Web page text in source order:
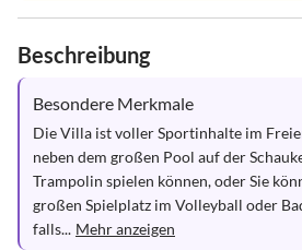
Beschreibung
Besondere Merkmale
Die Villa ist voller Sportinhalte im
neben dem großen Pool auf der
Trampolin spielen können, oder Sie
großen Spielplatz im Volleyball oder
falls... Mehr anzeigen